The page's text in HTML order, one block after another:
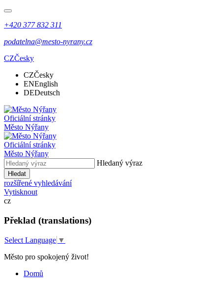
+420 377 832 311
podatelna@mesto-nyrany.cz
CZČesky
CZČesky
ENEnglish
DEDeutsch
Oficiální stránky
Město Nýřany
Oficiální stránky
Město Nýřany
Hledaný výraz
Hledat
rozšířené vyhledávání
Vytisknout
cz
Překlad (translations)
Select Language ▼
Město pro spokojený život!
Domů